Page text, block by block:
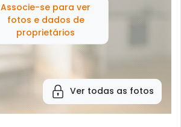
Associe-se para ver
fotos e dados de
proprietários
Ver todas as fotos